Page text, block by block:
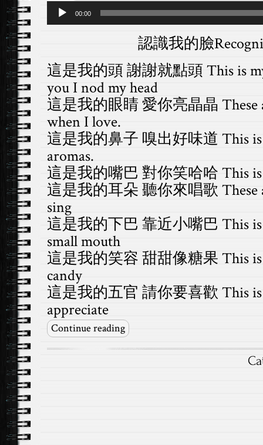
Audio
Player
00:00
認識我的臉
這是我的頭 謝謝就點頭 This is
you I nod my head
這是我的眼睛 愛你亮晶晶 These
when I love.
這是我的鼻子 嗅出好味道 This is
aromas.
這是我的嘴巴 對你笑哈哈 This is
這是我的耳朵 聽你來唱歌 These
sing
這是我的下巴 靠近小嘴巴 This is
small mouth
這是我的笑容 甜甜像糖果 This is
candy
這是我的五官 請你要喜歡 This is
appreciate
Continue reading